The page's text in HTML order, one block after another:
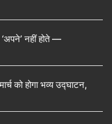
नहीं होते —
को होगा भव्य उद्घाटन,